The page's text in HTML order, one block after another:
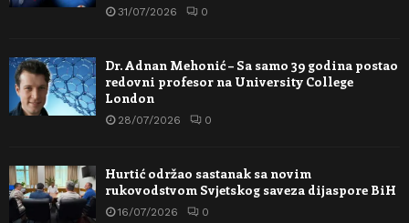
31/07/2026 0
Dr. Adnan Mehonić – Sa samo 39 godina postao
redovni profesor na University College
London
28/07/2026 0
Hurtić održao sastanak sa novim
rukovodstvom Svjetskog saveza dijaspore BiH
16/07/2026 0